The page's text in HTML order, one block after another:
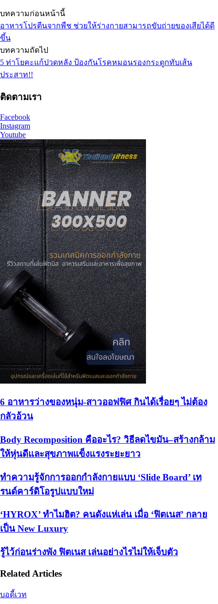
บทความก่อนหน้านี้
อาหารโปรตีนจากพืช ช่วยให้ร่างกายสามารถขับถ่ายของเสียได้ดี
ขึ้น
บทความถัดไป
5 ท่าโยคะแก้ปวดหลัง ป้องกันโรคหมอนรองกระดูกทับเส้น
ประสาท!!
ติดตามเรา
Facebook
Instagram
Youtube
6 อาหารว่างของหนุ่ม-สาวออฟฟิศ กินได้เรื่อยๆ ไม่ต้อง
กลัวอ้วน
Body Recomposition คืออะไร? วิธีลดไขมัน–สร้างกล้าม
ให้หุ่นดีและสุขภาพแข็งแรงระยะยาว
ทำความรู้จักการออกกำลังกายแบบ ‘Slide Board’ เท
รนด์คาร์ดิโอรูปแบบใหม่
‘HYROX’ ทำไมฮิต? คนดังแห่เล่น เมื่อ ‘ฟิตเนส’ กลาย
เป็น New Luxury
รู้ไว้ก่อนร่างพัง ฟิตเนส เล่นอย่างไรไม่ให้เจ็บตัว
Related Articles
บอดี้เวท